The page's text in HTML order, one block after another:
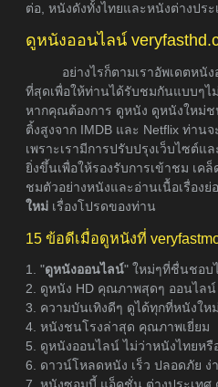
ต่อ, หนังดังทั้งไทยและหนังต่างประ
ดูหนังออนไลน์
อย่างไรก็ตามเราอัพเดตหนั
ที่สุดเพื่อให้ท่านได้รับชมกันแบบๆไ
หากคุณต้องการ ดูหนัง ดูหนังใหม่
ติ้งสูงจาก IMDB และ Netflix ท่าน
เพราะเรามีการปรับปรุงเว็บไซต์แ
ยิ่งขึ้นเพื่อให้รองรับการเข้าชม เค
ชมตัวอย่างหนังและอ่านเนื้อเรื่อง
ใหม่ เรื่องโปรดของท่าน
15 ข้อดีเมื่อดูหนังที่
1. "ดูหนังออนไลน์" ใหม่ๆที่ชื่นชอบ
2. ดูหนัง HD คุณภาพสุดๆ ออนไลน์
3. ความบันเทิงดีๆ ดูได้ทุกที่หนังให
4. หนังชนโรงล่าสุด คุณภาพเยี่ยม
5. ดูหนังออนไลน์ ไม่ว่าหนังไทยหรื
6. ดาวน์โหลดหนัง เร็ว ปลอดภัย ง่